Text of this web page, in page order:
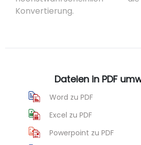
Konvertierung.
Dateien in PDF
Word zu PDF
Excel zu PDF
Powerpoint zu PDF